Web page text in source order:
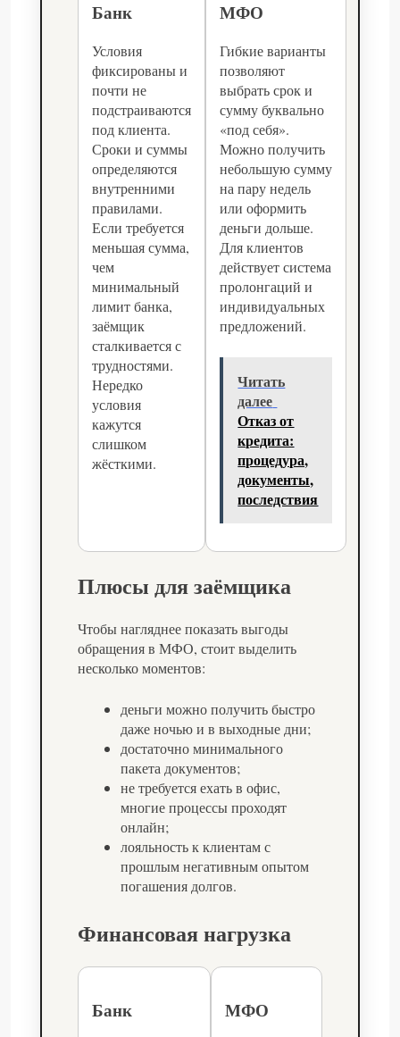
Банк
Условия
фиксированы и
почти не
подстраиваются
под клиента.
Сроки и суммы
определяются
внутренними
правилами.
Если требуется
меньшая сумма,
чем
минимальный
лимит банка,
заёмщик
сталкивается с
трудностями.
Нередко
условия
кажутся
слишком
жёсткими.
МФО
Гибкие варианты
позволяют
выбрать срок и
сумму буквально
«под себя».
Можно получить
небольшую сумму
на пару недель
или оформить
деньги дольше.
Для клиентов
действует система
пролонгаций и
индивидуальных
предложений.
Читать
далее
Отказ от
кредита:
процедура,
документы,
последствия
Плюсы для заёмщика
Чтобы нагляднее показать выгоды
обращения в МФО, стоит выделить
несколько моментов:
деньги можно получить быстро
даже ночью и в выходные дни;
достаточно минимального
пакета документов;
не требуется ехать в офис,
многие процессы проходят
онлайн;
лояльность к клиентам с
прошлым негативным опытом
погашения долгов.
Финансовая нагрузка
Банк МФО